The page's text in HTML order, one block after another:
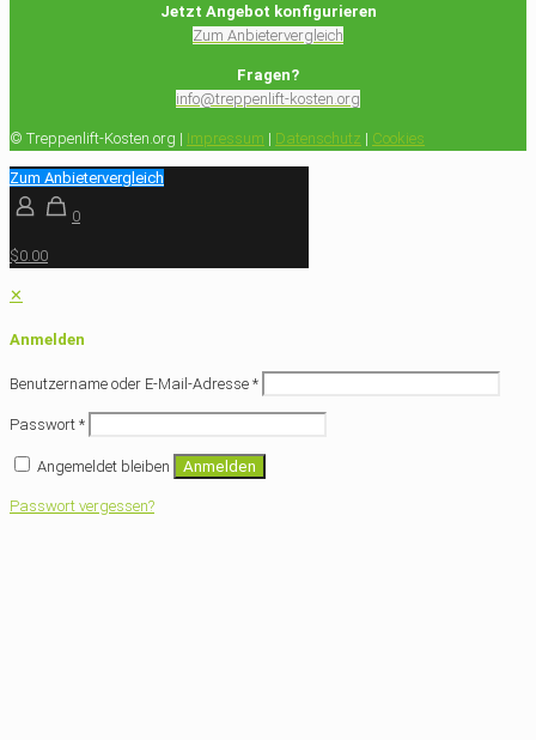
Jetzt Angebot konfigurieren
Zum Anbietervergleich
Fragen?
info@treppenlift-kosten.org
© Treppenlift-Kosten.org | Impressum | Datenschutz | Cookies
Zum Anbietervergleich
0
$0.00
✕
Anmelden
Benutzername oder E-Mail-Adresse *
Passwort *
Angemeldet bleiben Anmelden
Passwort vergessen?